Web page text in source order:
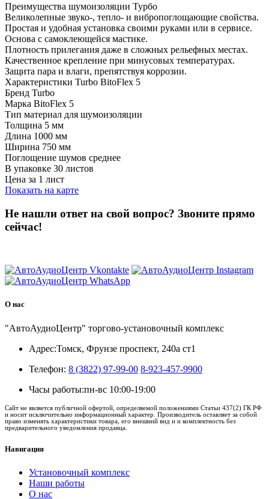
Преимущества шумоизоляции Турбо
Великолепные звуко-, тепло- и вибропоглощающие свойства.
Простая и удобная установка своими руками или в сервисе.
Основа с самоклеющейся мастике.
Плотность прилегания даже в сложных рельефных местах.
Качественное крепление при минусовых температурах.
Защита пара и влаги, препятствуя коррозии.
Характеристики Turbo BitoFlex 5
Бренд Turbo
Марка BitoFlex 5
Тип материал для шумоизоляции
Толщина 5 мм
Длина 1000 мм
Ширина 750 мм
Поглощение шумов среднее
В упаковке 30 листов
Цена за 1 лист
Показать на карте
Не нашли ответ на свой вопрос? Звоните прямо
сейчас!
О нас
"АвтоАудиоЦентр" торгово-установочный комплекс
Адрес:Томск, Фрунзе проспект, 240а ст1
Телефон: 8 (3822) 97-99-00 8-923-457-9900
Часы работы:пн-вс 10:00-19:00
Сайт не является публичной офертой, определяемой положениями Статьи 437(2) ГК РФ
и носит исключительно информационный характер. Производитель оставляет за собой
право изменять характеристики товара, его внешний вид и и комплектность без
предварительного уведомления продавца.
Навигация
Установочный комплекс
Наши работы
О нас